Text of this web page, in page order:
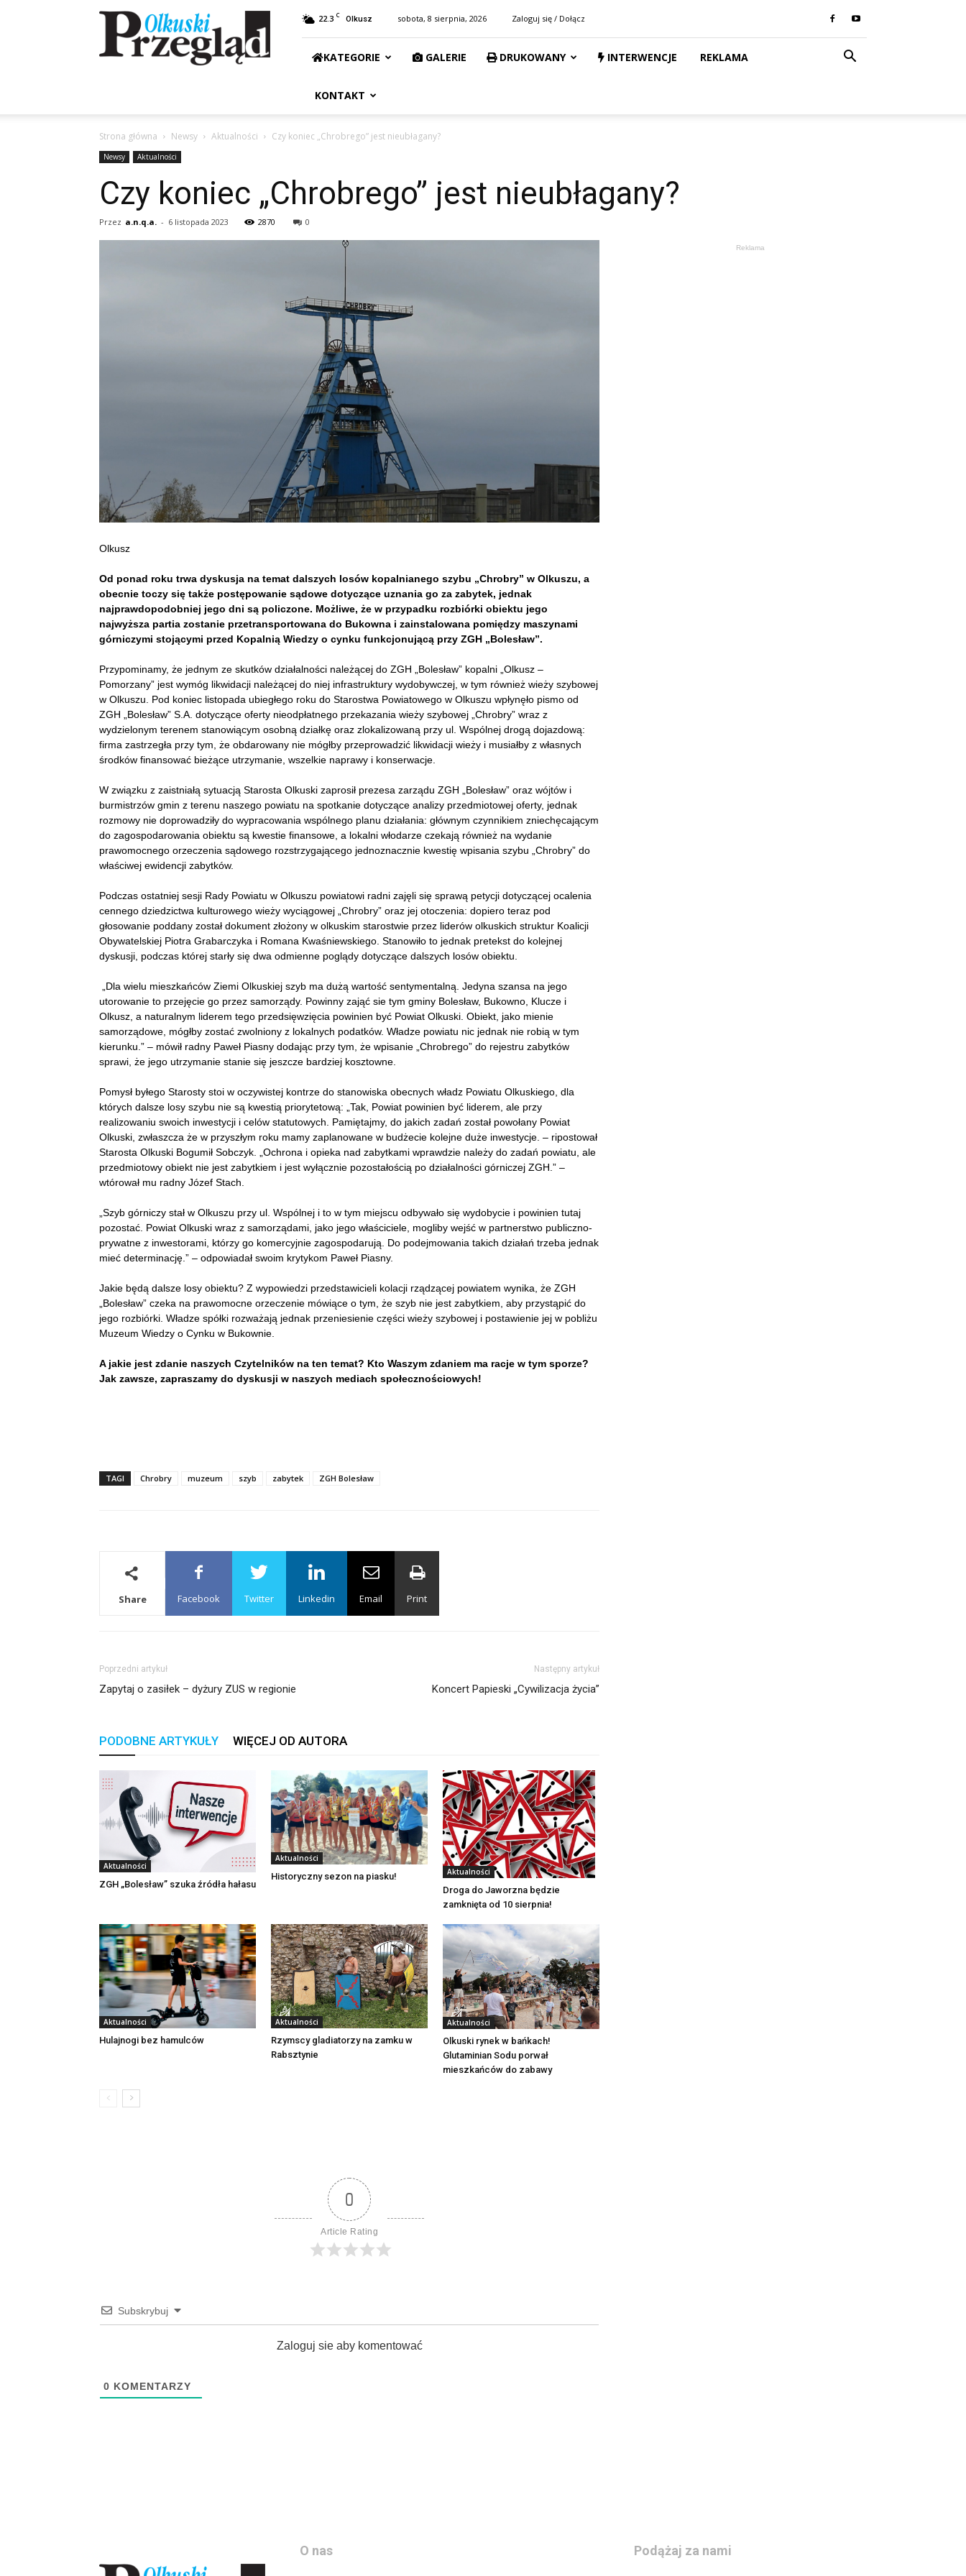
Przegląd
Olkuski
22.3 C Olkusz sobota, 8 sierpnia, 2026 Zaloguj się / Dołącz
KATEGORIE GALERIE DRUKOWANY INTERWENCJE REKLAMA
KONTAKT
Strona główna Newsy Aktualności Czy koniec „Chrobrego” jest nieubłagany?
Newsy Aktualności
Czy koniec „Chrobrego” jest nieubłagany?
Przez a.n.q.a. - 6 listopada 2023 2870 0
Olkusz
Od ponad roku trwa dyskusja na temat dalszych losów kopalnianego szybu „Chrobry” w Olkuszu, a
obecnie toczy się także postępowanie sądowe dotyczące uznania go za zabytek, jednak
najprawdopodobniej jego dni są policzone. Możliwe, że w przypadku rozbiórki obiektu jego
najwyższa partia zostanie przetransportowana do Bukowna i zainstalowana pomiędzy maszynami
górniczymi stojącymi przed Kopalnią Wiedzy o cynku funkcjonującą przy ZGH „Bolesław”.
Przypominamy, że jednym ze skutków działalności należącej do ZGH „Bolesław” kopalni „Olkusz –
Pomorzany” jest wymóg likwidacji należącej do niej infrastruktury wydobywczej, w tym również wieży szybowej
w Olkuszu. Pod koniec listopada ubiegłego roku do Starostwa Powiatowego w Olkuszu wpłynęło pismo od
ZGH „Bolesław” S.A. dotyczące oferty nieodpłatnego przekazania wieży szybowej „Chrobry” wraz z
wydzielonym terenem stanowiącym osobną działkę oraz zlokalizowaną przy ul. Wspólnej drogą dojazdową:
firma zastrzegła przy tym, że obdarowany nie mógłby przeprowadzić likwidacji wieży i musiałby z własnych
środków finansować bieżące utrzymanie, wszelkie naprawy i konserwacje.
W związku z zaistniałą sytuacją Starosta Olkuski zaprosił prezesa zarządu ZGH „Bolesław” oraz wójtów i
burmistrzów gmin z terenu naszego powiatu na spotkanie dotyczące analizy przedmiotowej oferty, jednak
rozmowy nie doprowadziły do wypracowania wspólnego planu działania: głównym czynnikiem zniechęcającym
do zagospodarowania obiektu są kwestie finansowe, a lokalni włodarze czekają również na wydanie
prawomocnego orzeczenia sądowego rozstrzygającego jednoznacznie kwestię wpisania szybu „Chrobry” do
właściwej ewidencji zabytków.
Podczas ostatniej sesji Rady Powiatu w Olkuszu powiatowi radni zajęli się sprawą petycji dotyczącej ocalenia
cennego dziedzictwa kulturowego wieży wyciągowej „Chrobry” oraz jej otoczenia: dopiero teraz pod
głosowanie poddany został dokument złożony w olkuskim starostwie przez liderów olkuskich struktur Koalicji
Obywatelskiej Piotra Grabarczyka i Romana Kwaśniewskiego. Stanowiło to jednak pretekst do kolejnej
dyskusji, podczas której starły się dwa odmienne poglądy dotyczące dalszych losów obiektu.
„Dla wielu mieszkańców Ziemi Olkuskiej szyb ma dużą wartość sentymentalną. Jedyna szansa na jego
utorowanie to przejęcie go przez samorządy. Powinny zająć sie tym gminy Bolesław, Bukowno, Klucze i
Olkusz, a naturalnym liderem tego przedsięwzięcia powinien być Powiat Olkuski. Obiekt, jako mienie
samorządowe, mógłby zostać zwolniony z lokalnych podatków. Władze powiatu nic jednak nie robią w tym
kierunku.” – mówił radny Paweł Piasny dodając przy tym, że wpisanie „Chrobrego” do rejestru zabytków
sprawi, że jego utrzymanie stanie się jeszcze bardziej kosztowne.
Pomysł byłego Starosty stoi w oczywistej kontrze do stanowiska obecnych władz Powiatu Olkuskiego, dla
których dalsze losy szybu nie są kwestią priorytetową: „Tak, Powiat powinien być liderem, ale przy
realizowaniu swoich inwestycji i celów statutowych. Pamiętajmy, do jakich zadań został powołany Powiat
Olkuski, zwłaszcza że w przyszłym roku mamy zaplanowane w budżecie kolejne duże inwestycje. – ripostował
Starosta Olkuski Bogumił Sobczyk. „Ochrona i opieka nad zabytkami wprawdzie należy do zadań powiatu, ale
przedmiotowy obiekt nie jest zabytkiem i jest wyłącznie pozostałością po działalności górniczej ZGH.” –
wtórował mu radny Józef Stach.
„Szyb górniczy stał w Olkuszu przy ul. Wspólnej i to w tym miejscu odbywało się wydobycie i powinien tutaj
pozostać. Powiat Olkuski wraz z samorządami, jako jego właściciele, mogliby wejść w partnerstwo publiczno-
prywatne z inwestorami, którzy go komercyjnie zagospodarują. Do podejmowania takich działań trzeba jednak
mieć determinację.” – odpowiadał swoim krytykom Paweł Piasny.
Jakie będą dalsze losy obiektu? Z wypowiedzi przedstawicieli kolacji rządzącej powiatem wynika, że ZGH
„Bolesław” czeka na prawomocne orzeczenie mówiące o tym, że szyb nie jest zabytkiem, aby przystąpić do
jego rozbiórki. Władze spółki rozważają jednak przeniesienie części wieży szybowej i postawienie jej w pobliżu
Muzeum Wiedzy o Cynku w Bukownie.
A jakie jest zdanie naszych Czytelników na ten temat? Kto Waszym zdaniem ma racje w tym sporze?
Jak zawsze, zapraszamy do dyskusji w naszych mediach społecznościowych!
TAGI Chrobry muzeum szyb zabytek ZGH Bolesław
Share Facebook Twitter Linkedin Email Print
Poprzedni artykuł
Zapytaj o zasiłek – dyżury ZUS w regionie
Następny artykuł
Koncert Papieski „Cywilizacja życia”
PODOBNE ARTYKUŁY WIĘCEJ OD AUTORA
Aktualności
ZGH „Bolesław” szuka źródła hałasu
Aktualności
Historyczny sezon na piasku! Aktualności
Droga do Jaworzna będzie
zamknięta od 10 sierpnia!
Aktualności
Hulajnogi bez hamulców
Aktualności
Rzymscy gladiatorzy na zamku w
Rabsztynie
Aktualności
Olkuski rynek w bańkach!
Glutaminian Sodu porwał
mieszkańców do zabawy
0
Article Rating
Subskrybuj
Zaloguj sie aby komentować
0 KOMENTARZY
Reklama
O nas Podążaj za nami